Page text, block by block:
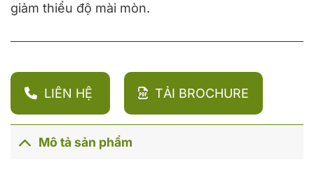
giảm thiểu độ mài mòn.
LIÊN HỆ TẢI BROCHURE
Mô tả sản phẩm